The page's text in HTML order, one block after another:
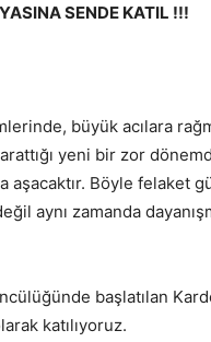
SENDE KATIL !!!
büyük acılara
yeni bir zor
aşacaktır. Böyle felaket
aynı zamanda
başlatılan
katılıyoruz.